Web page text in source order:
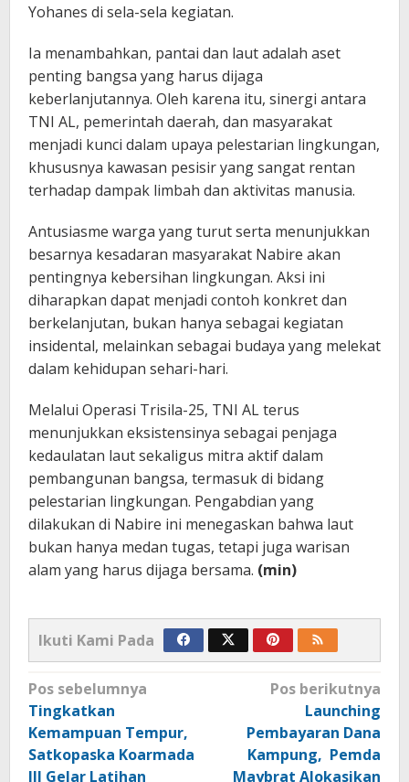
Yohanes di sela-sela kegiatan.
Ia menambahkan, pantai dan laut adalah aset
penting bangsa yang harus dijaga
keberlanjutannya. Oleh karena itu, sinergi antara
TNI AL, pemerintah daerah, dan masyarakat
menjadi kunci dalam upaya pelestarian lingkungan,
khususnya kawasan pesisir yang sangat rentan
terhadap dampak limbah dan aktivitas manusia.
Antusiasme warga yang turut serta menunjukkan
besarnya kesadaran masyarakat Nabire akan
pentingnya kebersihan lingkungan. Aksi ini
diharapkan dapat menjadi contoh konkret dan
berkelanjutan, bukan hanya sebagai kegiatan
insidental, melainkan sebagai budaya yang melekat
dalam kehidupan sehari-hari.
Melalui Operasi Trisila-25, TNI AL terus
menunjukkan eksistensinya sebagai penjaga
kedaulatan laut sekaligus mitra aktif dalam
pembangunan bangsa, termasuk di bidang
pelestarian lingkungan. Pengabdian yang
dilakukan di Nabire ini menegaskan bahwa laut
bukan hanya medan tugas, tetapi juga warisan
alam yang harus dijaga bersama. (min)
Ikuti Kami Pada
Navigasi
pos
Pos sebelumnya
Tingkatkan
Kemampuan Tempur,
Satkopaska Koarmada
III Gelar Latihan
Pos berikutnya
Launching
Pembayaran Dana
Kampung, Pemda
Maybrat Alokasikan